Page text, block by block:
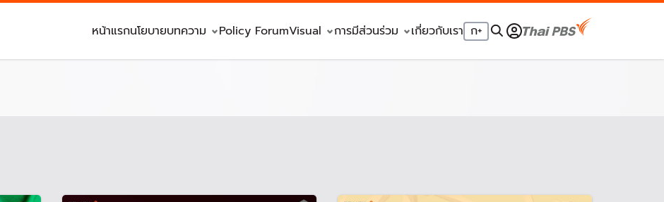
หน้าแรกนโยบายบทความ Policy ForumVisual การมีส่วนร่วม เกี่ยวกับเรา ก+